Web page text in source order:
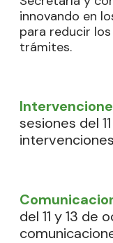
innovando en
para reducir
trámites.
sesiones del
del 11 y 13 de